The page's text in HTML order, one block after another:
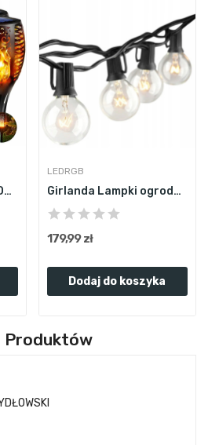
LAMPA SOLARNA OGRODOWA LED POCHODNIA PŁOMIEŃ...
LEDRGB
Girlanda Lampki ogrodowe 15m 50sztuk...
179,99 zł
Dodaj do koszyka
Produktów